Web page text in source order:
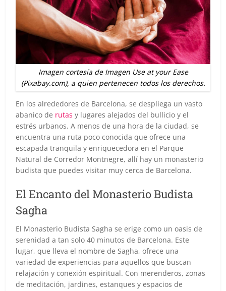
Imagen cortesía de Imagen Use at your Ease
(Pixabay.com), a quien pertenecen todos los derechos.
En los alrededores de Barcelona, se despliega un vasto
abanico de rutas y lugares alejados del bullicio y el
estrés urbanos. A menos de una hora de la ciudad, se
encuentra una ruta poco conocida que ofrece una
escapada tranquila y enriquecedora en el Parque
Natural de Corredor Montnegre, allí hay un monasterio
budista que puedes visitar muy cerca de Barcelona.
El Encanto del Monasterio Budista
Sagha
El Monasterio Budista Sagha se erige como un oasis de
serenidad a tan solo 40 minutos de Barcelona. Este
lugar, que lleva el nombre de Sagha, ofrece una
variedad de experiencias para aquellos que buscan
relajación y conexión espiritual. Con merenderos, zonas
de meditación, jardines, estanques y espacios de